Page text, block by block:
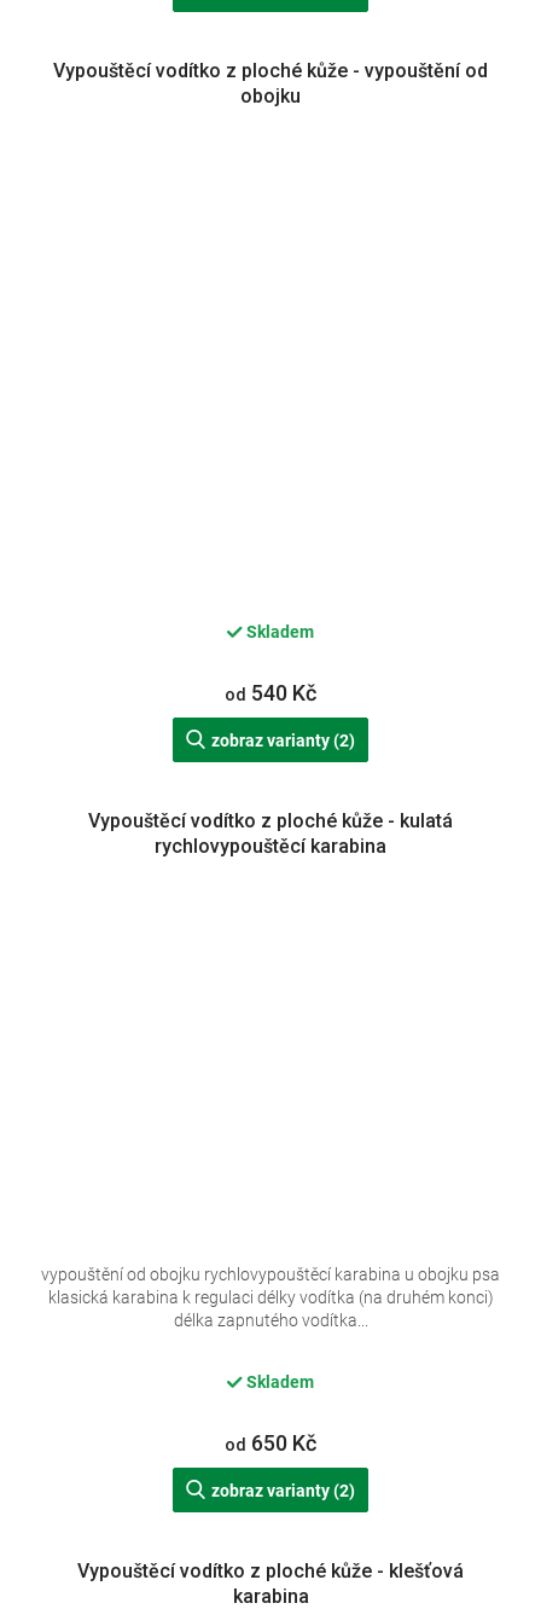
Vypouštěcí vodítko z ploché kůže - vypouštění od
obojku
Skladem
od 540 Kč
zobraz varianty (2)
Vypouštěcí vodítko z ploché kůže - kulatá
rychlovypouštěcí karabina
Skladem
od 650 Kč
zobraz varianty (2)
vypouštění od obojku rychlovypouštěcí karabina u obojku psa
klasická karabina k regulaci délky vodítka (na druhém konci)
délka zapnutého vodítka...
Vypouštěcí vodítko z ploché kůže - klešťová
karabina